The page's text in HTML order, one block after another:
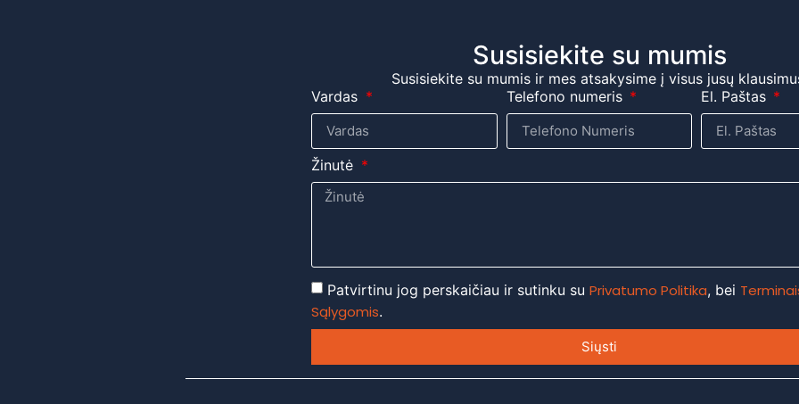
Susisiekite su mumis
Susisiekite su mumis ir mes atsakysime į visus jusų
Vardas
Telefono numeris El. Paštas
Žinutė
Patvirtinu jog perskaičiau ir sutinku suPrivatumo Politika, bei
Sąlygomis.
Siųsti